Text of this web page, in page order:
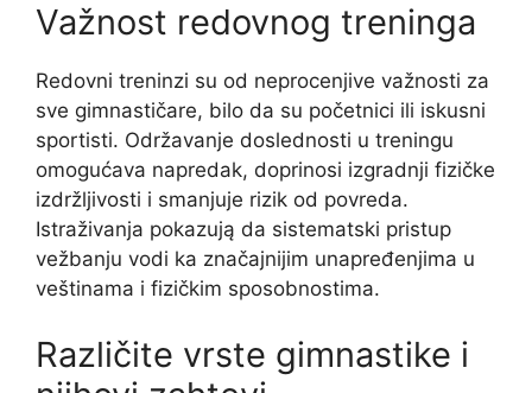
Važnost redovnog treninga
Redovni treninzi su od neprocenjive važnosti za
sve gimnastičare, bilo da su početnici ili iskusni
sportisti. Održavanje doslednosti u treningu
omogućava napredak, doprinosi izgradnji fizičke
izdržljivosti i smanjuje rizik od povreda.
Istraživanja pokazują da sistematski pristup
vežbanju vodi ka značajnijim unapređenjima u
veštinama i fizičkim sposobnostima.
Različite vrste gimnastike i